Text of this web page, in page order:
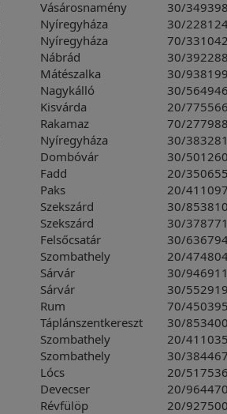
Vásárosnamény
30/
Nyíregyháza
30/
Nyíregyháza
70/
Nábrád
30/
Mátészalka
30/
Nagykálló
30/
Kisvárda
20/
Rakamaz
70/
Nyíregyháza
30/
Dombóvár
30/
Fadd
20/
Paks
20/
Szekszárd
30/
Szekszárd
30/
Felsőcsatár
30/
Szombathely
20/
Sárvár
30/
Sárvár
30/
Rum
70/
Táplánszentkereszt
30/
Szombathely
20/
Szombathely
30/
Lócs
20/
Devecser
20/
Révfülöp
20/